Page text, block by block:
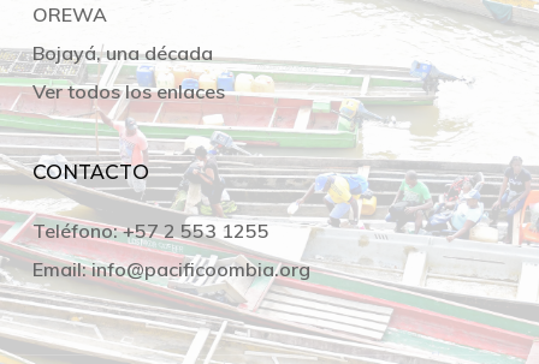
OREWA
Bojayá, una década
Ver todos los enlaces
CONTACTO
Teléfono:+57 2 553 1255
Email: info@pacificoombia.org